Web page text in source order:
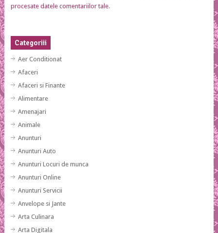
procesate datele comentariilor tale.
Categoriii
Aer Conditionat
Afaceri
Afaceri si Finante
Alimentare
Amenajari
Animale
Anunturi
Anunturi Auto
Anunturi Locuri de munca
Anunturi Online
Anunturi Servicii
Anvelope si Jante
Arta Culinara
Arta Digitala